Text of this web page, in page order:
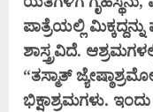
ಪಾತ್ರೆಯಲ್ಲಿ
ಶಾಸ್ತ್ರವಿದೆ.
“ತಸ್ಮಾತ್
ಭಿಕ್ಷಾಶ್ರಮಗಳು.